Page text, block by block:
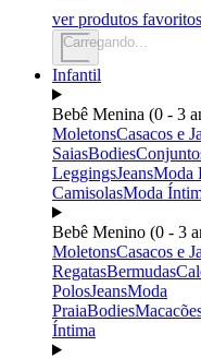
ver produtos favoritos
Carregando...
Infantil
Bebê Menina (0 - 3
MoletonsCasacos e
SaiasBodies
LeggingsJeansModa
CamisolasModa
Bebê Menino (0 - 3
MoletonsCasacos e
RegatasBermudas
PolosJeansModa
PraiaBodies
Íntima